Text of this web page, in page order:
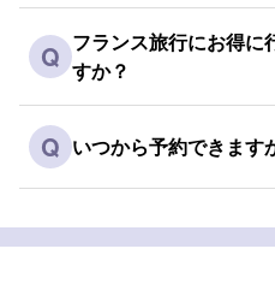
Q フランス旅行にお得に
すか？
Q いつから予約できます